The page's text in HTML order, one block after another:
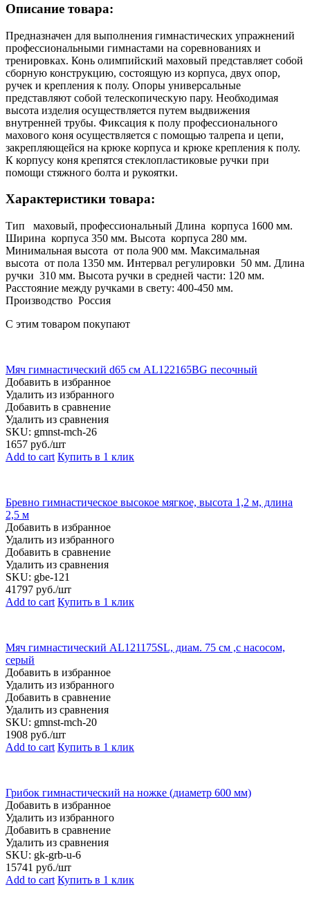
Описание товара:
Предназначен для выполнения гимнастических упражнений
профессиональными гимнастами на соревнованиях и
тренировках. Конь олимпийский маховый представляет собой
сборную конструкцию, состоящую из корпуса, двух опор,
ручек и крепления к полу. Опоры универсальные
представляют собой телескопическую пару. Необходимая
высота изделия осуществляется путем выдвижения
внутренней трубы. Фиксация к полу профессионального
махового коня осуществляется с помощью талрепа и цепи,
закрепляющейся на крюке корпуса и крюке крепления к полу.
К корпусу коня крепятся стеклопластиковые ручки при
помощи стяжного болта и рукоятки.
Характеристики товара:
Тип маховый, профессиональный Длина корпуса 1600 мм.
Ширина корпуса 350 мм. Высота корпуса 280 мм.
Минимальная высота от пола 900 мм. Максимальная
высота от пола 1350 мм. Интервал регулировки 50 мм. Длина
ручки 310 мм. Высота ручки в средней части: 120 мм.
Расстояние между ручками в свету: 400-450 мм.
Производство Россия
С этим товаром покупают
Мяч гимнастический d65 см AL122165BG песочный
Добавить в избранное
Удалить из избранного
Добавить в сравнение
Удалить из сравнения
SKU: gmnst-mch-26
1657 руб./шт
Add to cart Купить в 1 клик
Бревно гимнастическое высокое мягкое, высота 1,2 м, длина
2,5 м
Добавить в избранное
Удалить из избранного
Добавить в сравнение
Удалить из сравнения
SKU: gbe-121
41797 руб./шт
Add to cart Купить в 1 клик
Мяч гимнастический AL121175SL, диам. 75 см ,с насосом,
серый
Добавить в избранное
Удалить из избранного
Добавить в сравнение
Удалить из сравнения
SKU: gmnst-mch-20
1908 руб./шт
Add to cart Купить в 1 клик
Грибок гимнастический на ножке (диаметр 600 мм)
Добавить в избранное
Удалить из избранного
Добавить в сравнение
Удалить из сравнения
SKU: gk-grb-u-6
15741 руб./шт
Add to cart Купить в 1 клик